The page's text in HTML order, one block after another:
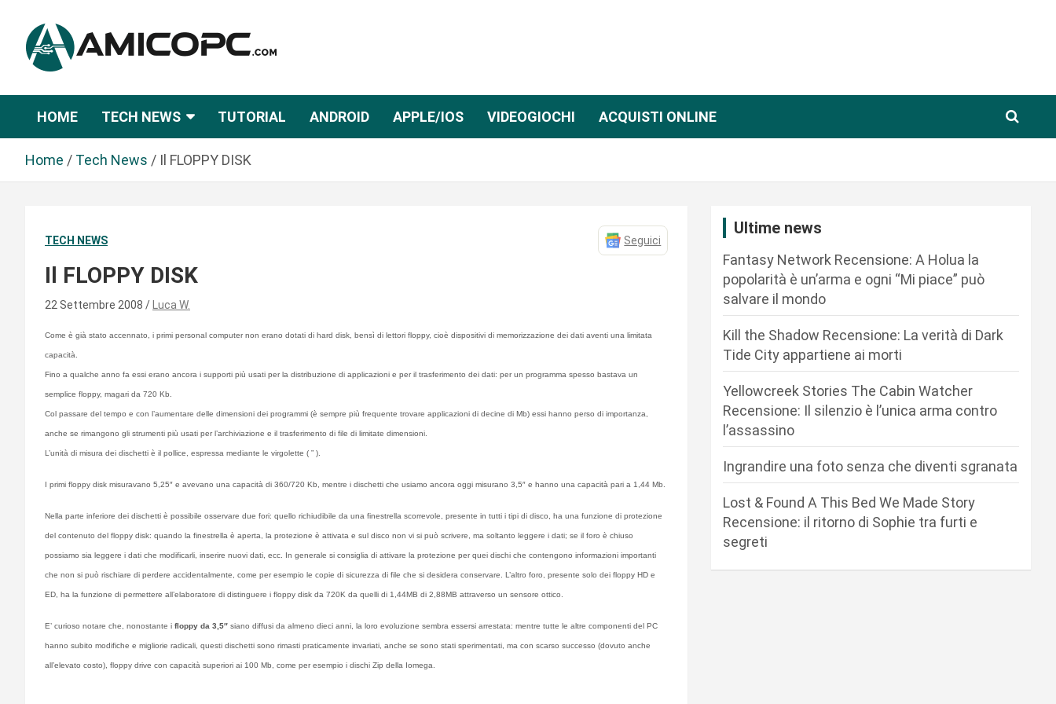
n
Amicopc.com
HOME TECH NEWS TUTORIAL ANDROID APPLE/IOS VIDEOGIOCHI ACQUISTI ONLINE
Home Tech News Il FLOPPY DISK
TECH NEWS Seguici
Il FLOPPY DISK
22 Settembre 2008 Luca W.
Come è già stato accennato, i primi personal computer non erano dotati di hard disk, bensì di lettori floppy, cioè dispositivi di memorizzazione dei dati aventi una limitata
capacità.
Fino a qualche anno fa essi erano ancora i supporti più usati per la distribuzione di applicazioni e per il trasferimento dei dati: per un programma spesso bastava un
semplice floppy, magari da 720 Kb.
Col passare del tempo e con l’aumentare delle dimensioni dei programmi (è sempre più frequente trovare applicazioni di decine di Mb) essi hanno perso di importanza,
anche se rimangono gli strumenti più usati per l’archiviazione e il trasferimento di file di limitate dimensioni.
L’unità di misura dei dischetti è il pollice, espressa mediante le virgolette ( ” ).
I primi floppy disk misuravano 5,25″ e avevano una capacità di 360/720 Kb, mentre i dischetti che usiamo ancora oggi misurano 3,5″ e hanno una capacità pari a 1,44 Mb.
Nella parte inferiore dei dischetti è possibile osservare due fori: quello richiudibile da una finestrella scorrevole, presente in tutti i tipi di disco, ha una funzione di protezione
del contenuto del floppy disk: quando la finestrella è aperta, la protezione è attivata e sul disco non vi si può scrivere, ma soltanto leggere i dati; se il foro è chiuso
possiamo sia leggere i dati che modificarli, inserire nuovi dati, ecc. In generale si consiglia di attivare la protezione per quei dischi che contengono informazioni importanti
che non si può rischiare di perdere accidentalmente, come per esempio le copie di sicurezza di file che si desidera conservare. L’altro foro, presente solo dei floppy HD e
ED, ha la funzione di permettere all’elaboratore di distinguere i floppy disk da 720K da quelli di 1,44MB di 2,88MB attraverso un sensore ottico.
E’ curioso notare che, nonostante i floppy da 3,5″ siano diffusi da almeno dieci anni, la loro evoluzione sembra essersi arrestata: mentre tutte le altre componenti del PC
hanno subito modifiche e migliorie radicali, questi dischetti sono rimasti praticamente invariati, anche se sono stati sperimentati, ma con scarso successo (dovuto anche
all’elevato costo), floppy drive con capacità superiori ai 100 Mb, come per esempio i dischi Zip della Iomega.
Ultime news
Fantasy Network Recensione: A Holua la
popolarità è un’arma e ogni “Mi piace” può
salvare il mondo
Kill the Shadow Recensione: La verità di Dark
Tide City appartiene ai morti
Yellowcreek Stories The Cabin Watcher
Recensione: Il silenzio è l’unica arma contro
l’assassino
Ingrandire una foto senza che diventi sgranata
Lost & Found A This Bed We Made Story
Recensione: il ritorno di Sophie tra furti e
segreti